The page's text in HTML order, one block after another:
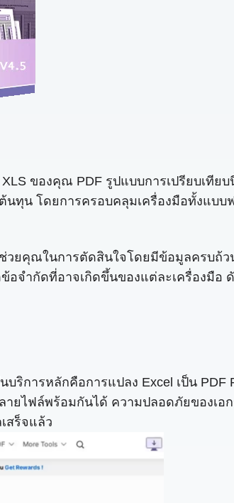
ของคุณ PDF รูปแบบการเปรียบเทีย
น โดยการครอบคลุมเครื่องมือทั้งแบบฟ
ยคุณในการตัดสินใจโดยมีข้อมูลครบถ้ว
จำกัดที่อาจเกิดขึ้นของแต่ละเครื่องมือ
ริการหลักคือการแปลง Excel เป็น PDF
ไฟล์พร้อมกันได้ ความปลอดภัยของเอก
สร็จแล้ว